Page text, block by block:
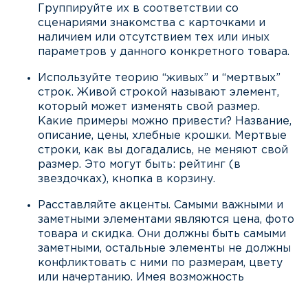
Группируйте их в соответствии со
сценариями знакомства с карточками и
наличием или отсутствием тех или иных
параметров у данного конкретного товара.
Используйте теорию “живых” и “мертвых”
строк. Живой строкой называют элемент,
который может изменять свой размер.
Какие примеры можно привести? Название,
описание, цены, хлебные крошки. Мертвые
строки, как вы догадались, не меняют свой
размер. Это могут быть: рейтинг (в
звездочках), кнопка в корзину.
Расставляйте акценты. Самыми важными и
заметными элементами являются цена, фото
товара и скидка. Они должны быть самыми
заметными, остальные элементы не должны
конфликтовать с ними по размерам, цвету
или начертанию. Имея возможность